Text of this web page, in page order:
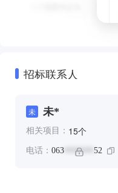
招标联系人
未 未*
相关项目： 15个
电话： 063 ******* 52